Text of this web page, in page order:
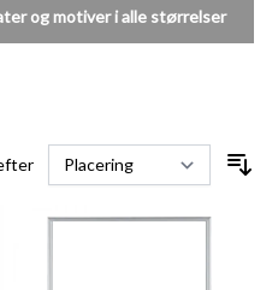
og motiver i alle størrelser